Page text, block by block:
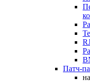
Патч-